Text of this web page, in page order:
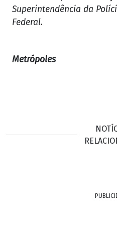
Superintendência da
Federal.
Metrópoles